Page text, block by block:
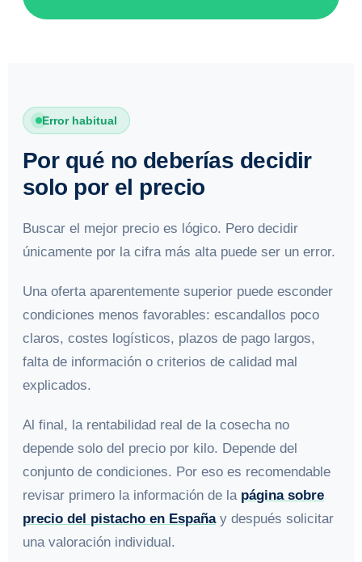
Error habitual
Por qué no deberías decidir
solo por el precio
Buscar el mejor precio es lógico. Pero decidir
únicamente por la cifra más alta puede ser un error.
Una oferta aparentemente superior puede esconder
condiciones menos favorables: escandallos poco
claros, costes logísticos, plazos de pago largos,
falta de información o criterios de calidad mal
explicados.
Al final, la rentabilidad real de la cosecha no
depende solo del precio por kilo. Depende del
conjunto de condiciones. Por eso es recomendable
revisar primero la información de la página sobre
precio del pistacho en Españay después solicitar
una valoración individual.